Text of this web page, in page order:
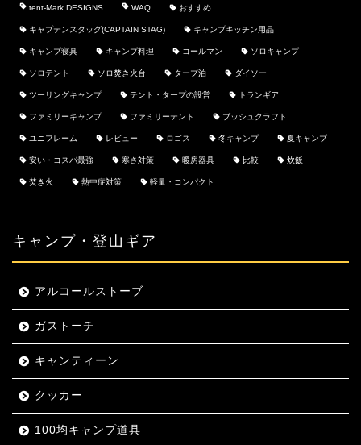
tent-Mark DESIGNS WAQ おすすめ
キャプテンスタッグ(CAPTAIN STAG) キャンプキッチン用品
キャンプ寝具 キャンプ料理 コールマン ソロキャンプ
ソロテント ソロ焚き火台 タープ泊 ダイソー
ツーリングキャンプ テント・タープの設営 トランギア
ファミリーキャンプ ファミリーテント ブッシュクラフト
ユニフレーム レビュー ロゴス 冬キャンプ 夏キャンプ
安い・コスパ最強 寒さ対策 暖房器具 比較 炊飯
焚き火 熱中症対策 軽量・コンパクト
キャンプ・登山ギア
アルコールストーブ
ガストーチ
キャンティーン
クッカー
100均キャンプ道具